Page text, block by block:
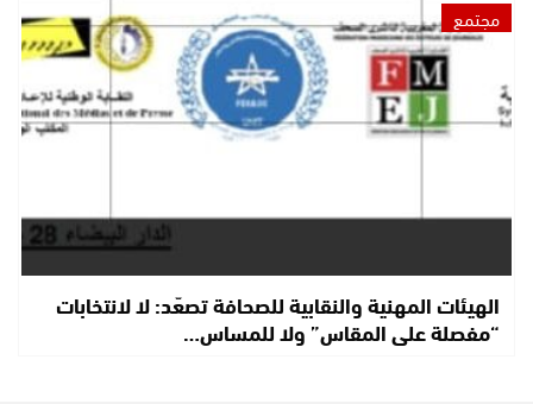
مجتمع
الهيئات المهنية والنقابية للصحافة تصعّد: لا لانتخابات
“مفصلة على المقاس” ولا للمساس…